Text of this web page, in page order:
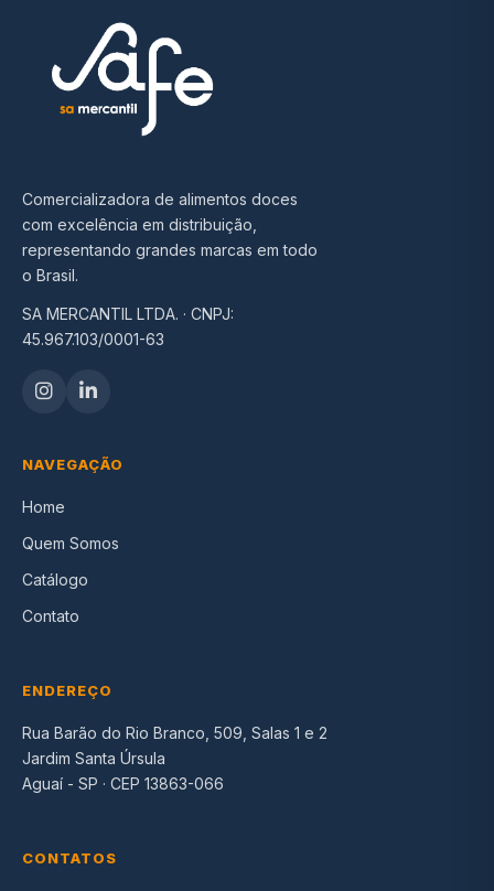
Comercializadora de alimentos doces
com excelência em distribuição,
representando grandes marcas em todo
o Brasil.
SA MERCANTIL LTDA. · CNPJ:
45.967.103/0001-63
NAVEGAÇÃO
Home
Quem Somos
Catálogo
Contato
ENDEREÇO
Rua Barão do Rio Branco, 509, Salas 1 e 2
Jardim Santa Úrsula
Aguaí - SP · CEP 13863-066
CONTATOS